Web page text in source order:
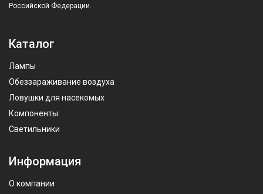
Российской Федерации.
Каталог
Лампы
Обеззараживание воздуха
Ловушки для насекомых
Компоненты
Светильники
Информация
О компании